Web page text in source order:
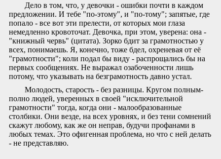
Дело в том, что, у девочки - ошибки почти в каждом
предложении. И тебе "по-этому", и "по-тому"; запятые, где
попало - все вот эти прелести, от которых мои глаза
немедленно кровоточат. Девочка, при этом, уверена: она -
"книжный червь" (цитата). Зорко бдит за грамотностью у
всех, понимаешь. Я, конечно, тоже бдел, охреневая от её
"грамотности"; коли подал бы виду - распрощались бы на
первых сообщениях. Не выражал озабоченности лишь
потому, что указывать на безграмотность давно устал.
Молодость, старость - без разницы. Кругом полным-
полно людей, уверенных в своей "исключительной
грамотности" тогда, когда они - малообразованные
столбики. Они везде, на всех уровнях, и без тени сомнений
скажут любому, как же он неправ, будучи профанами в
любых темах. Это офигенная проблема, но что с ней делать
- не представляю.